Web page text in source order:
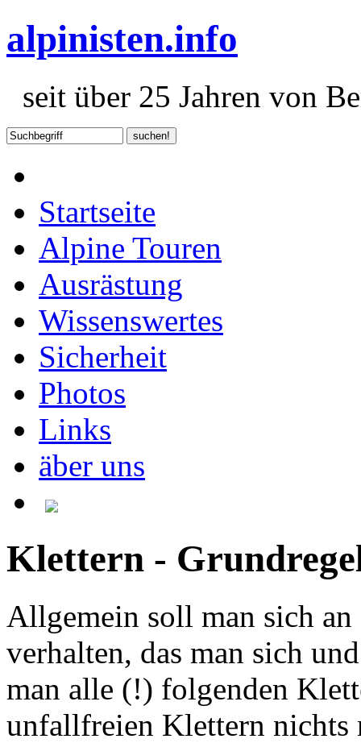
alpinisten.info
seit über 25 Jahren von
Startseite
Alpine Touren
Ausrästung
Wissenswertes
Sicherheit
Photos
Links
äber uns
Klettern -
Allgemein soll man sich
verhalten, das man sich
man alle (!) folgenden
unfallfreien Klettern nichts